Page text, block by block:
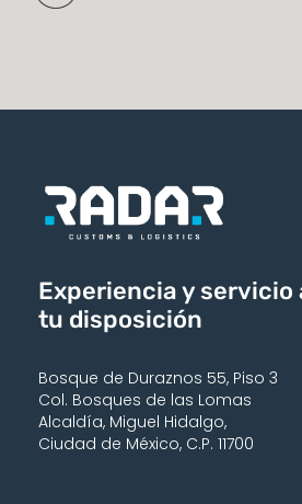
Experiencia y servicio
tu disposición
Bosque de Duraznos 55, Piso 3
Col. Bosques de las Lomas
Alcaldía, Miguel Hidalgo,
Ciudad de México, C.P. 11700